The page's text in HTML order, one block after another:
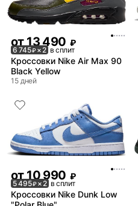
от13 490 ₽
6 745₽× 2 в сплит
Кроссовки Nike Air Max 90
Black Yellow
15 дней
от 10 990 ₽
5 495₽× 2 в сплит
Кроссовки Nike Dunk Low